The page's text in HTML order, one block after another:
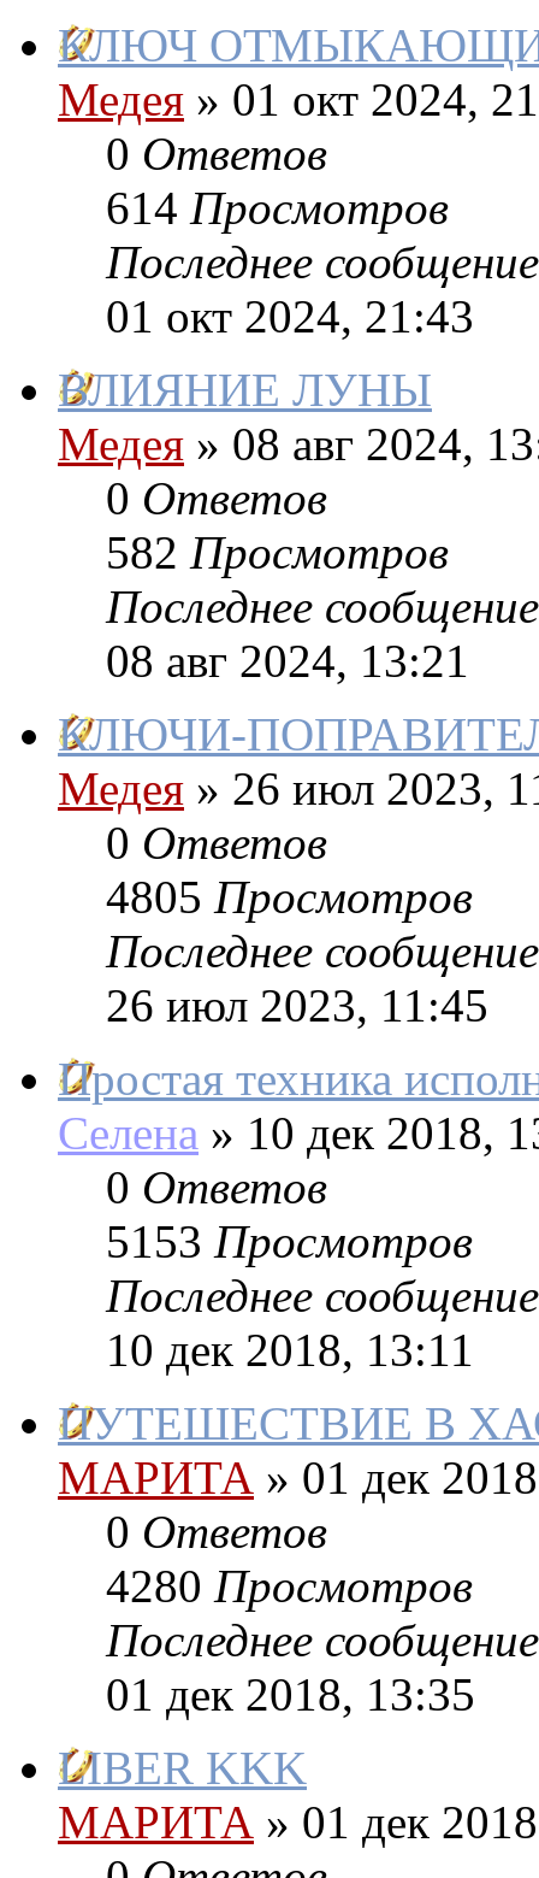
КЛЮЧ
Медея » 01 окт 2024,
0 Ответов
614 Просмотров
Последнее сообщение
01 окт 2024, 21:43
ВЛИЯНИЕ ЛУНЫ
Медея » 08 авг 2024,
0 Ответов
582 Просмотров
Последнее сообщение
08 авг 2024, 13:21
КЛЮЧИ-
Медея » 26 июл 2023,
0 Ответов
4805 Просмотров
Последнее сообщение
26 июл 2023, 11:45
Простая техника
Селена » 10 дек 2018,
0 Ответов
5153 Просмотров
Последнее сообщение
10 дек 2018, 13:11
ПУТЕШЕСТВИЕ В
МАРИТА » 01 дек
0 Ответов
4280 Просмотров
Последнее сообщение
01 дек 2018, 13:35
LIBER KKK
МАРИТА » 01 дек